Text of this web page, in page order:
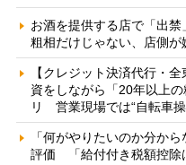
お酒を提供する店で「出
粗相だけじゃない、店側が
【クレジット決済代行・
資をしながら「20年以上
リ 営業現場では“自転車
「何がやりたいのか分か
評価 「給付付き税額控除